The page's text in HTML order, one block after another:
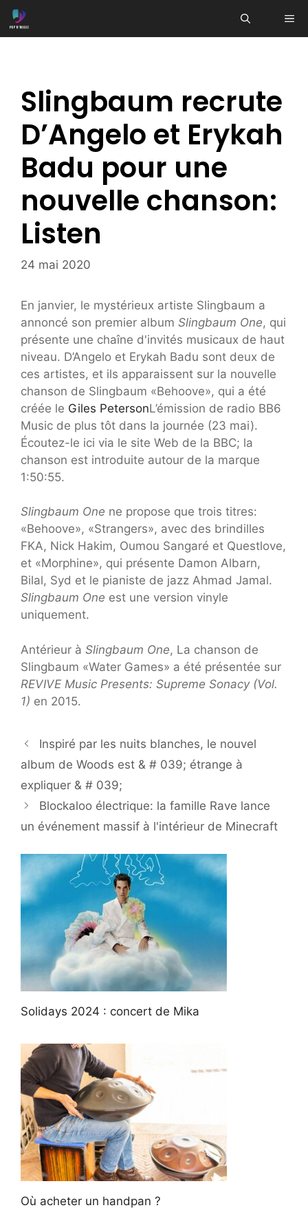
Aller
au
Slingbaum recrute
D’Angelo et Erykah
Badu pour une
nouvelle chanson:
Listen
24 mai 2020
En janvier, le mystérieux artiste Slingbaum a
annoncé son premier album Slingbaum One, qui
présente une chaîne d'invités musicaux de haut
niveau. D’Angelo et Erykah Badu sont deux de
ces artistes, et ils apparaissent sur la nouvelle
chanson de Slingbaum «Behoove», qui a été
créée le Giles PetersonL’émission de radio BB6
Music de plus tôt dans la journée (23 mai).
Écoutez-le ici via le site Web de la BBC; la
chanson est introduite autour de la marque
1:50:55.
Slingbaum One ne propose que trois titres:
«Behoove», «Strangers», avec des brindilles
FKA, Nick Hakim, Oumou Sangaré et Questlove,
et «Morphine», qui présente Damon Albarn,
Bilal, Syd et le pianiste de jazz Ahmad Jamal.
Slingbaum One est une version vinyle
uniquement.
Antérieur à Slingbaum One, La chanson de
Slingbaum «Water Games» a été présentée sur
REVIVE Music Presents: Supreme Sonacy (Vol.
1) en 2015.
Inspiré par les nuits blanches, le nouvel
album de Woods est & # 039; étrange à
expliquer & # 039;
Blockaloo électrique: la famille Rave lance
un événement massif à l'intérieur de Minecraft
Solidays 2024 : concert de Mika
Où acheter un handpan ?